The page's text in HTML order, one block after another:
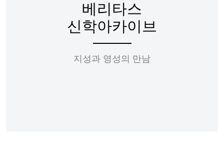
베리타스
신학아카이브
지성과 영성의 만남